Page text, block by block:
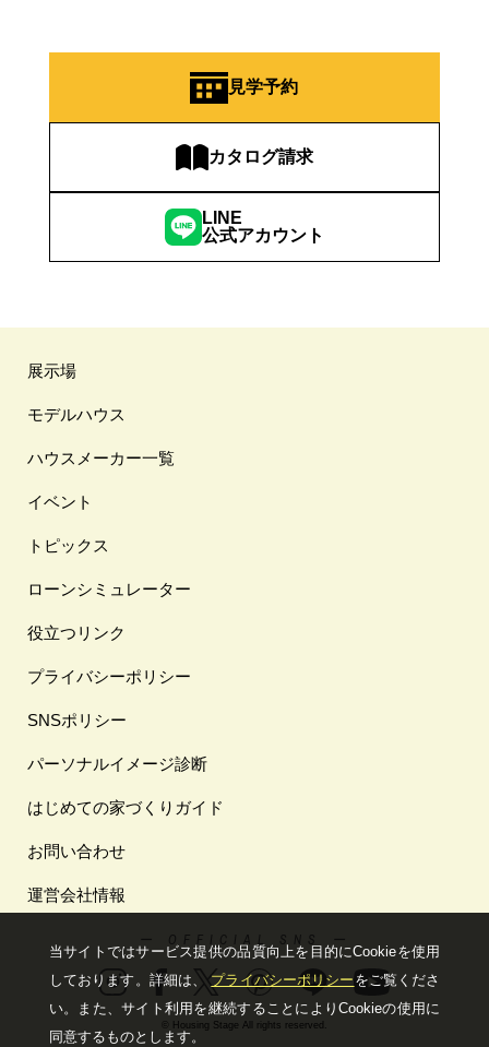
見学予約
カタログ請求
LINE
公式アカウント
展示場
モデルハウス
ハウスメーカー一覧
イベント
トピックス
ローンシミュレーター
役立つリンク
プライバシーポリシー
SNSポリシー
パーソナルイメージ診断
はじめての家づくりガイド
お問い合わせ
運営会社情報
ー OFFICIAL SNS ー
© Housing Stage All rights reserved.
当サイトではサービス提供の品質向上を⽬的にCookieを使⽤
しております。詳細は、プライバシーポリシー をご覧くださ
い。
また、サイト利⽤を継続することによりCookieの使⽤に
同意するものとします。